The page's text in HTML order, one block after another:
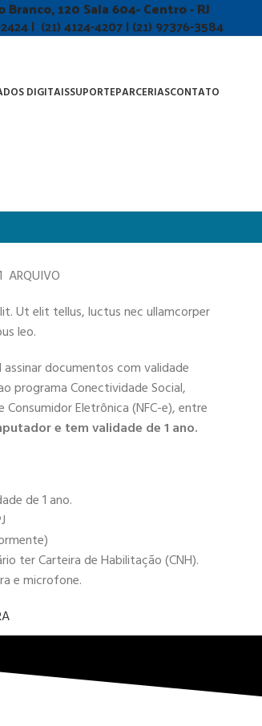
Branco, 120 Sala 604- Centro - RJ
| (21) 4124-4207 | (21) 97376-3584
DIGITAISSUPORTEPARCERIASCONTATO
ARQUIVO
Ut elit tellus, luctus nec ullamcorper
leo.
assinar documentos com validade
programa Conectividade Social,
Eletrônica (NFC-e), entre
e tem validade de 1 ano.
de 1 ano.
ter Carteira de Habilitação (CNH).
e microfone.